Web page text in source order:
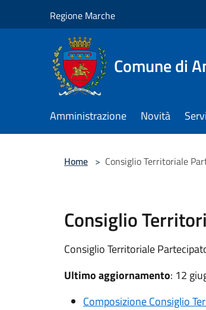
Regione Marche
Comune di
Amministrazione Novità
Home > Consiglio Territoriale
Consiglio
Consiglio Territoriale
Ultimo aggiornamento: 12
Composizione Consiglio